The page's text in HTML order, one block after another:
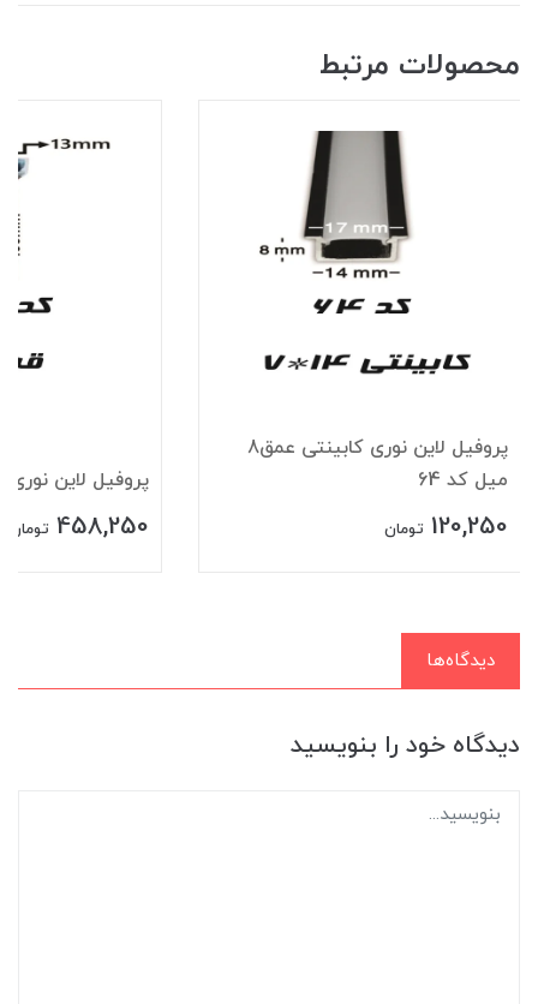
محصولات مرتبط
پروفیل لاین نوری کابینتی عمق8
میل کد 64
120,250 تومان
پروفیل لاین نوری
458,250 تومان
دیدگاه‌ها
دیدگاه خود را بنویسید